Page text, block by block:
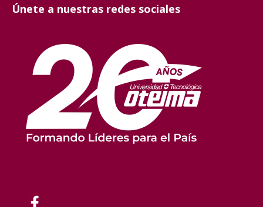
Únete a nuestras redes sociales